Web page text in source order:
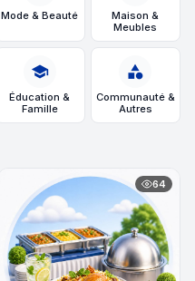
Mode & Beauté
Maison &
Meubles
school
Éducation &
Famille
category
Communauté &
Autres
64